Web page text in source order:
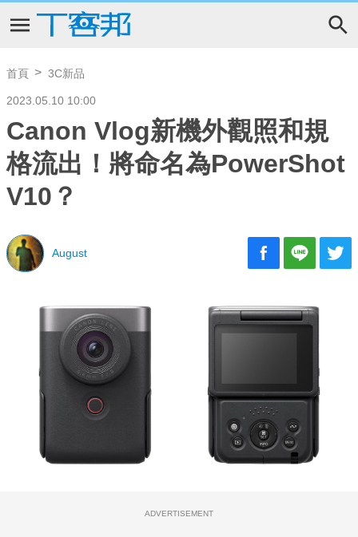
首頁 3C新品
2023.05.10 10:00
Canon Vlog新機外觀照和規
格流出！將命名為PowerShot
V10？
August
ADVERTISEMENT